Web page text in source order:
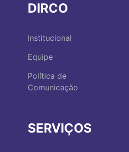
DIRCO
Institucional
Equipe
Política de
Comunicação
SERVIÇOS